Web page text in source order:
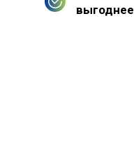
выгоднее